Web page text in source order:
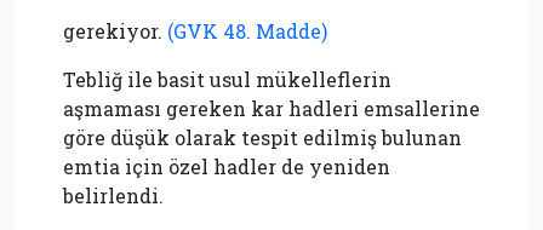
gerekiyor. (GVK 48. Madde)
Tebliğ ile basit usul mükelleflerin
aşmaması gereken kar hadleri emsallerine
göre düşük olarak tespit edilmiş bulunan
emtia için özel hadler de yeniden
belirlendi.